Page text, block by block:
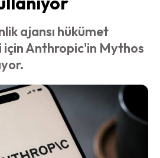
ajansı hükümet
için Anthropic'in Mythos